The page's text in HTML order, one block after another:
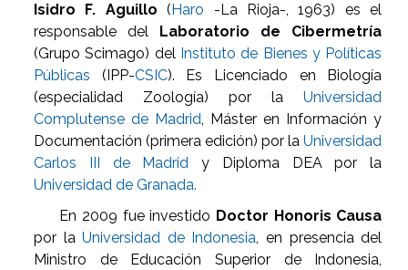
Isidro F. Aguillo( Haro -La Rioja-, 1963) es el
responsable del
Laboratorio de Cibermetría
(Grupo Scimago) del Instituto de Bienes y Políticas
Públicas (IPP-CSIC). Es Licenciado en Biología
(especialidad Zoología) por laUniversidad
Complutense de Madrid, Máster en Información y
Documentación (primera edición) por laUniversidad
Carlos III de Madridy Diploma DEA por la
Universidad de Granada.
En 2009 fue investido Doctor Honoris Causa
por laUniversidad de Indonesia, en presencia del
Ministro de Educación Superior de Indonesia,